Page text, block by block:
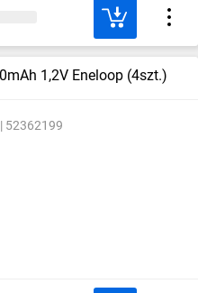
1,2V Eneloop (4szt.)
52362199